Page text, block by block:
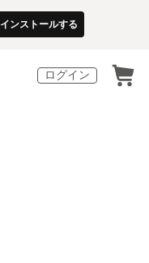
インストールする
ログイン